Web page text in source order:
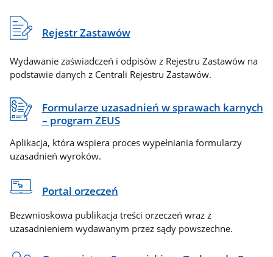
Rejestr Zastawów
Wydawanie zaświadczeń i odpisów z Rejestru Zastawów na
podstawie danych z Centrali Rejestru Zastawów.
Formularze uzasadnień w sprawach karnych
– program ZEUS
Aplikacja, która wspiera proces wypełniania formularzy
uzasadnień wyroków.
Portal orzeczeń
Bezwnioskowa publikacja treści orzeczeń wraz z
uzasadnieniem wydawanym przez sądy powszechne.